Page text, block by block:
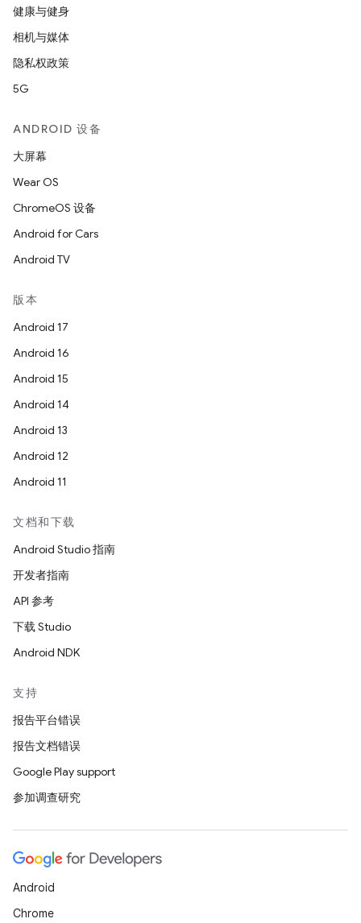
健康与健身
相机与媒体
隐私权政策
5G
ANDROID 设备
大屏幕
Wear OS
ChromeOS 设备
Android for Cars
Android TV
版本
Android 17
Android 16
Android 15
Android 14
Android 13
Android 12
Android 11
文档和下载
Android Studio 指南
开发者指南
API 参考
下载 Studio
Android NDK
支持
报告平台错误
报告文档错误
Google Play support
参加调查研究
Android
Chrome